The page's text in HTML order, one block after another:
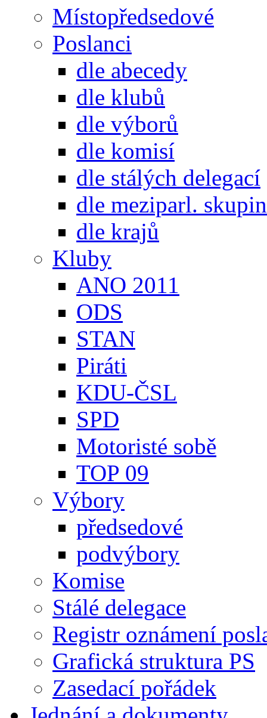
Místopředsedové
Poslanci
dle abecedy
dle klubů
dle výborů
dle komisí
dle stálých delegací
dle meziparl. skupin
dle krajů
Kluby
ANO 2011
ODS
STAN
Piráti
KDU-ČSL
SPD
Motoristé sobě
TOP 09
Výbory
předsedové
podvýbory
Komise
Stálé delegace
Registr oznámení
Grafická struktura PS
Zasedací pořádek